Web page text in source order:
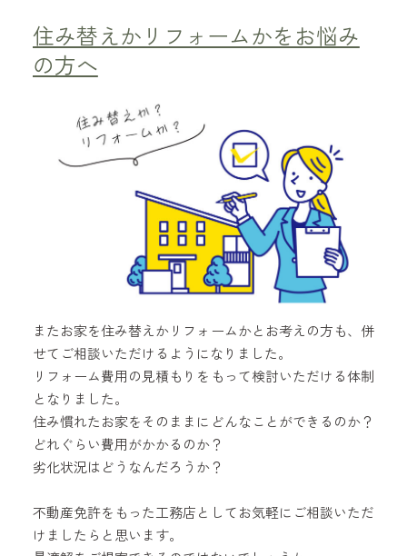
住み替えかリフォームかをお悩み
の方へ
またお家を住み替えかリフォームかとお考えの方も、併
せてご相談いただけるようになりました。
リフォーム費用の見積もりをもって検討いただける体制
となりました。
住み慣れたお家をそのままにどんなことができるのか？
どれぐらい費用がかかるのか？
劣化状況はどうなんだろうか？
不動産免許をもった工務店としてお気軽にご相談いただ
けましたらと思います。